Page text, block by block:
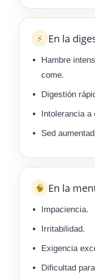
⚡ En la
Hambre
come.
Digestión
Intolerancia a
Sed
🧠 En la
Impaciencia.
Irritabilidad.
Exigencia
Dificultad